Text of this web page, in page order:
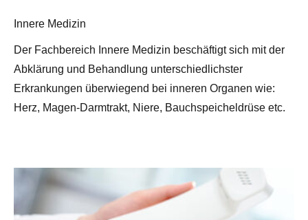
Innere Medizin
Der Fachbereich Innere Medizin beschäftigt sich mit der
Abklärung und Behandlung unterschiedlichster
Erkrankungen überwiegend bei inneren Organen wie:
Herz, Magen-Darmtrakt, Niere, Bauchspeicheldrüse etc.